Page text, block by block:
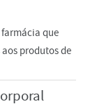
que
produtos de